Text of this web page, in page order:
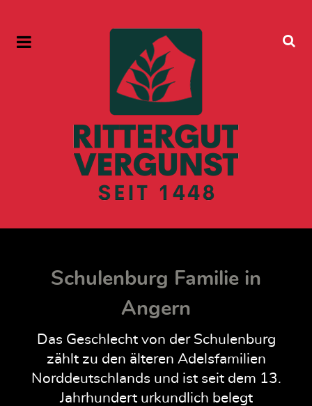
Schulenburg Familie in
Angern
Das Geschlecht von der Schulenburg
zählt zu den älteren Adelsfamilien
Norddeutschlands und ist seit dem 13.
Jahrhundert urkundlich belegt